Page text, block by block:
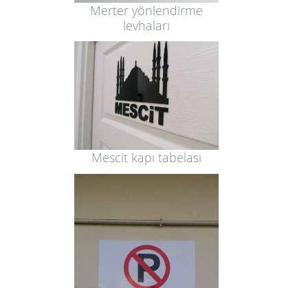
Merter yönlendirme
levhaları
Mescit kapı tabelası